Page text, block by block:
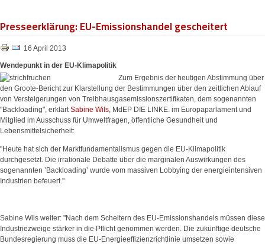
Presseerklärung: EU-Emissionshandel gescheitert
16 April 2013
Wendepunkt in der EU-Klimapolitik
Zum Ergebnis der heutigen Abstimmung über
den Groote-Bericht zur Klarstellung der Bestimmungen über den zeitlichen Ablauf
von Versteigerungen von Treibhausgasemissionszertifikaten, dem sogenannten
"Backloading", erklärtSabine Wils, MdEP DIE LINKE. im Europaparlament und
Mitglied im Ausschuss für Umweltfragen, öffentliche Gesundheit und
Lebensmittelsicherheit:
"Heute hat sich der Marktfundamentalismus gegen die EU-Klimapolitik
durchgesetzt. Die irrationale Debatte über die marginalen Auswirkungen des
sogenannten ’Backloading’ wurde vom massiven Lobbying der energieintensiven
Industrien befeuert."
Sabine Wils weiter: "Nach dem Scheitern des EU-Emissionshandels müssen diese
Industriezweige stärker in die Pflicht genommen werden. Die zukünftige deutsche
Bundesregierung muss die EU-Energieeffizienzrichtlinie umsetzen sowie